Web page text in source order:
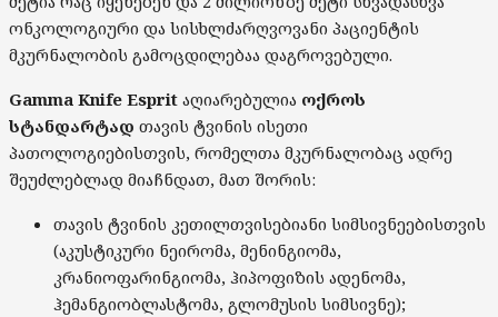
ონკოლოგიური და სისხლძარღვოვანი პაციენტის
მკურნალობის გამოცდილებაა დაგროვებული.
Gamma Knife Esprit აღიარებულია ოქროს
სტანდარტად თავის ტვინის ისეთი
პათოლოგიებისთვის, რომელთა მკურნალობაც ადრე
შეუძლებლად მიაჩნდათ, მათ შორის:
თავის ტვინის კეთილთვისებიანი სიმსივნეებისთვის
(აკუსტიკური ნეირომა, მენინგიომა,
კრანიოფარინგიომა, ჰიპოფიზის ადენომა,
ჰემანგიობლასტომა, გლომუსის სიმსივნე);